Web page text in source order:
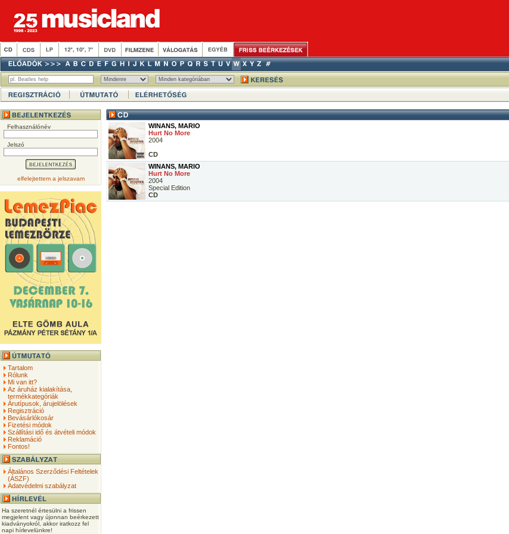
Felhasználónév
Jelszó
elfelejtettem a jelszavam
Tartalom
Rólunk
Mi van itt?
Az áruház kialakítása,
termékkategóriák
Árutípusok, árujelölések
Regisztráció
Bevásárlókosár
Fizetési módok
Szállítási idő és átvételi módok
Reklamáció
Fontos!
Általános Szerződési Feltételek
(ÁSZF)
Adatvédelmi szabályzat
Ha szeretnél értesülni a frissen
megjelent vagy újonnan beérkezett
kiadványokról, akkor iratkozz fel
napi hírlevelünkre!
WINANS, MARIO
Hurt No More
2004
CD
WINANS, MARIO
Hurt No More
2004
Special Edition
CD